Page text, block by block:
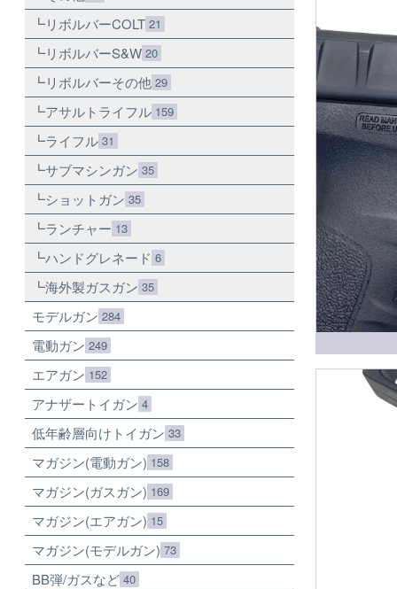
リボルバーCOLT 21
リボルバーS&W 20
リボルバーその他 29
アサルトライフル 159
ライフル 31
サブマシンガン 35
ショットガン 35
ランチャー 13
ハンドグレネード 6
海外製ガスガン 35
モデルガン 284
電動ガン 249
エアガン 152
アナザートイガン 4
低年齢層向けトイガン 33
マガジン(電動ガン) 158
マガジン(ガスガン) 169
マガジン(エアガン) 15
マガジン(モデルガン) 73
BB弾/ガスなど 40